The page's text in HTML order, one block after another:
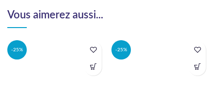
Vous aimerez aussi...
-25% -25%